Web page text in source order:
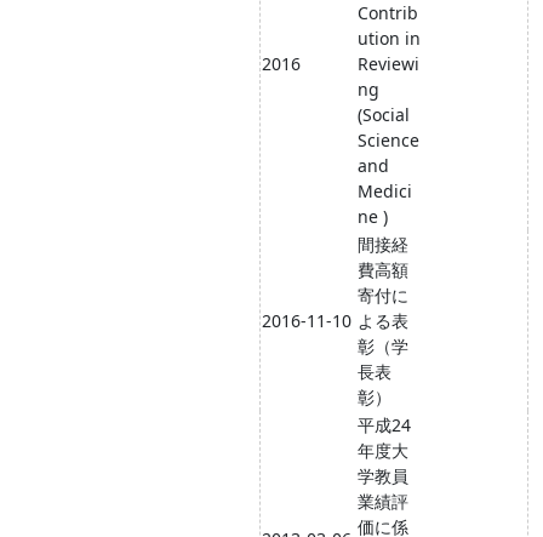
2016
Contrib
ution in
Reviewi
ng
(Social
Science
and
Medici
ne )
2016-11-10
間接経
費高額
寄付に
よる表
彰（学
長表
彰）
平成24
年度大
学教員
業績評
価に係